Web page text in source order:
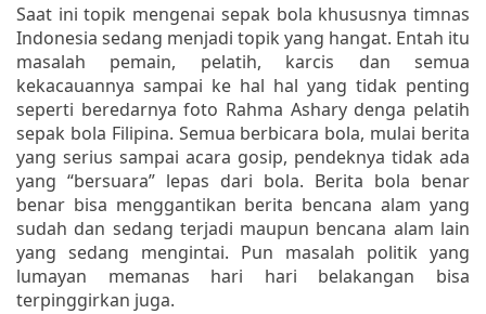
Saat ini topik mengenai sepak bola khususnya timnas
Indonesia sedang menjadi topik yang hangat. Entah itu
masalah pemain, pelatih, karcis dan semua
kekacauannya sampai ke hal hal yang tidak penting
seperti beredarnya foto Rahma Ashary denga pelatih
sepak bola Filipina. Semua berbicara bola, mulai berita
yang serius sampai acara gosip, pendeknya tidak ada
yang “bersuara” lepas dari bola. Berita bola benar
benar bisa menggantikan berita bencana alam yang
sudah dan sedang terjadi maupun bencana alam lain
yang sedang mengintai. Pun masalah politik yang
lumayan memanas hari hari belakangan bisa
terpinggirkan juga.